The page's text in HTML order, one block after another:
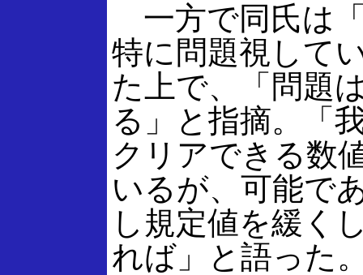
一方で同氏は
特に問題視して
た上で、「問題
る」と指摘。「
クリアできる数
いるが、可能で
し規定値を緩く
れば」と語った